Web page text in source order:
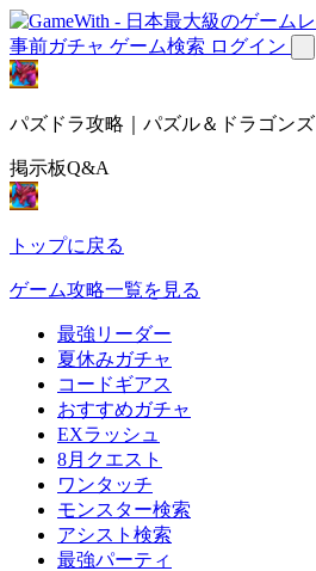
事前ガチャ ゲーム検索 ログイン
パズドラ攻略｜パズル＆ドラゴンズ
掲示板Q&A
トップに戻る
ゲーム攻略一覧を見る
最強リーダー
夏休みガチャ
コードギアス
おすすめガチャ
EXラッシュ
8月クエスト
ワンタッチ
モンスター検索
アシスト検索
最強パーティ